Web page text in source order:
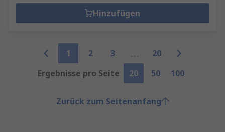
Hinzufügen
1 2 3
20
Ergebnisse pro Seite
20 50 100
Zurück zum Seitenanfang